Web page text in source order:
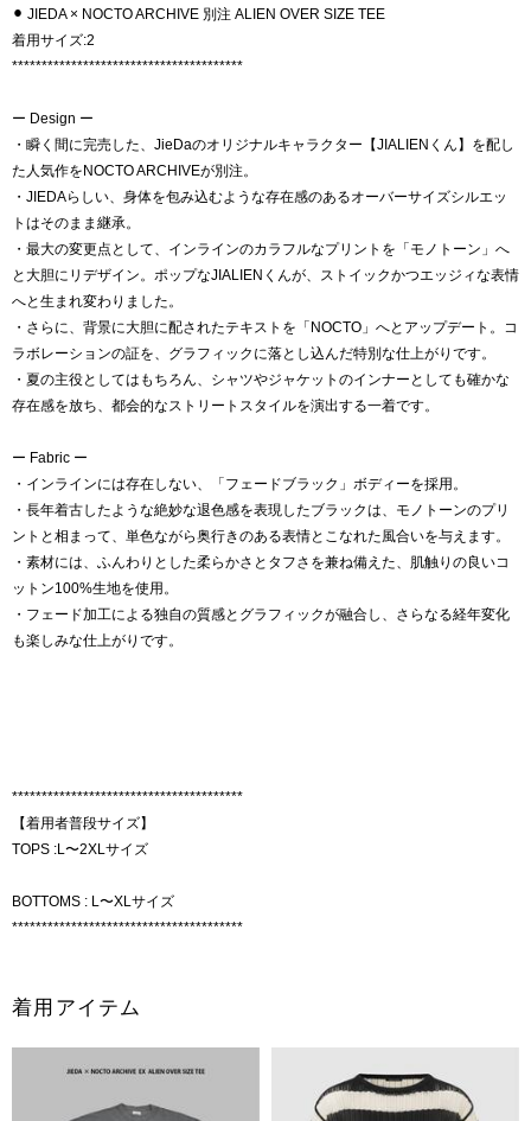
⚫︎ JIEDA × NOCTO ARCHIVE 別注 ALIEN OVER SIZE TEE
着用サイズ:2
***************************************
ー Design ー
・瞬く間に完売した、JieDaのオリジナルキャラクター【JIALIENくん】を配し
た人気作をNOCTO ARCHIVEが別注。
・JIEDAらしい、身体を包み込むような存在感のあるオーバーサイズシルエッ
トはそのまま継承。
・最大の変更点として、インラインのカラフルなプリントを「モノトーン」へ
と大胆にリデザイン。ポップなJIALIENくんが、ストイックかつエッジィな表情
へと生まれ変わりました。
・さらに、背景に大胆に配されたテキストを「NOCTO」へとアップデート。コ
ラボレーションの証を、グラフィックに落とし込んだ特別な仕上がりです。
・夏の主役としてはもちろん、シャツやジャケットのインナーとしても確かな
存在感を放ち、都会的なストリートスタイルを演出する一着です。
ー Fabric ー
・インラインには存在しない、「フェードブラック」ボディーを採用。
・長年着古したような絶妙な退色感を表現したブラックは、モノトーンのプリ
ントと相まって、単色ながら奥行きのある表情とこなれた風合いを与えます。
・素材には、ふんわりとした柔らかさとタフさを兼ね備えた、肌触りの良いコ
ットン100%生地を使用。
・フェード加工による独自の質感とグラフィックが融合し、さらなる経年変化
も楽しみな仕上がりです。
***************************************
【着用者普段サイズ】
TOPS :L〜2XLサイズ
BOTTOMS : L〜XLサイズ
***************************************
着用アイテム